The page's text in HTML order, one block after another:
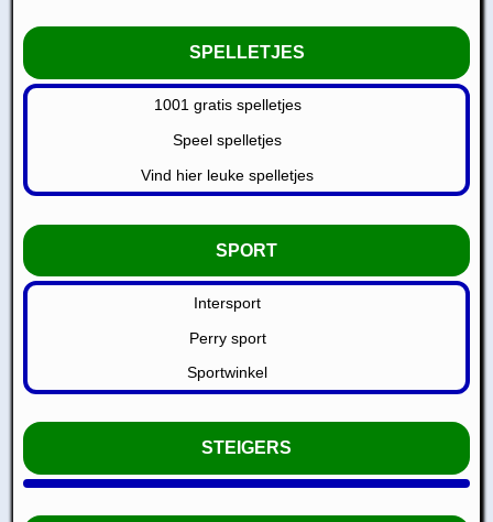
SPELLETJES
1001 gratis spelletjes
Speel spelletjes
Vind hier leuke spelletjes
SPORT
Intersport
Perry sport
Sportwinkel
STEIGERS